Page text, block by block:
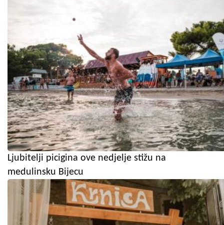
Ljubitelji picigina ove nedjelje stižu na
medulinsku Bijecu